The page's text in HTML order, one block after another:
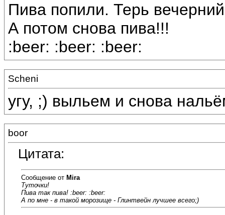
Пива попили. Терь
А потом снова пива!!!
:beer: :beer: :beer:
Scheni
угу, ;) выльем и снова
boor
Цитата:
Сообщение от Mira
Туточки!
Пива так пива! :beer: :beer:
А по мне - в такой морозище - Глинтвейн лучшее всего;)